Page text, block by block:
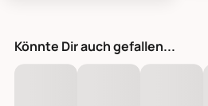
Könnte Dir auch gefallen...